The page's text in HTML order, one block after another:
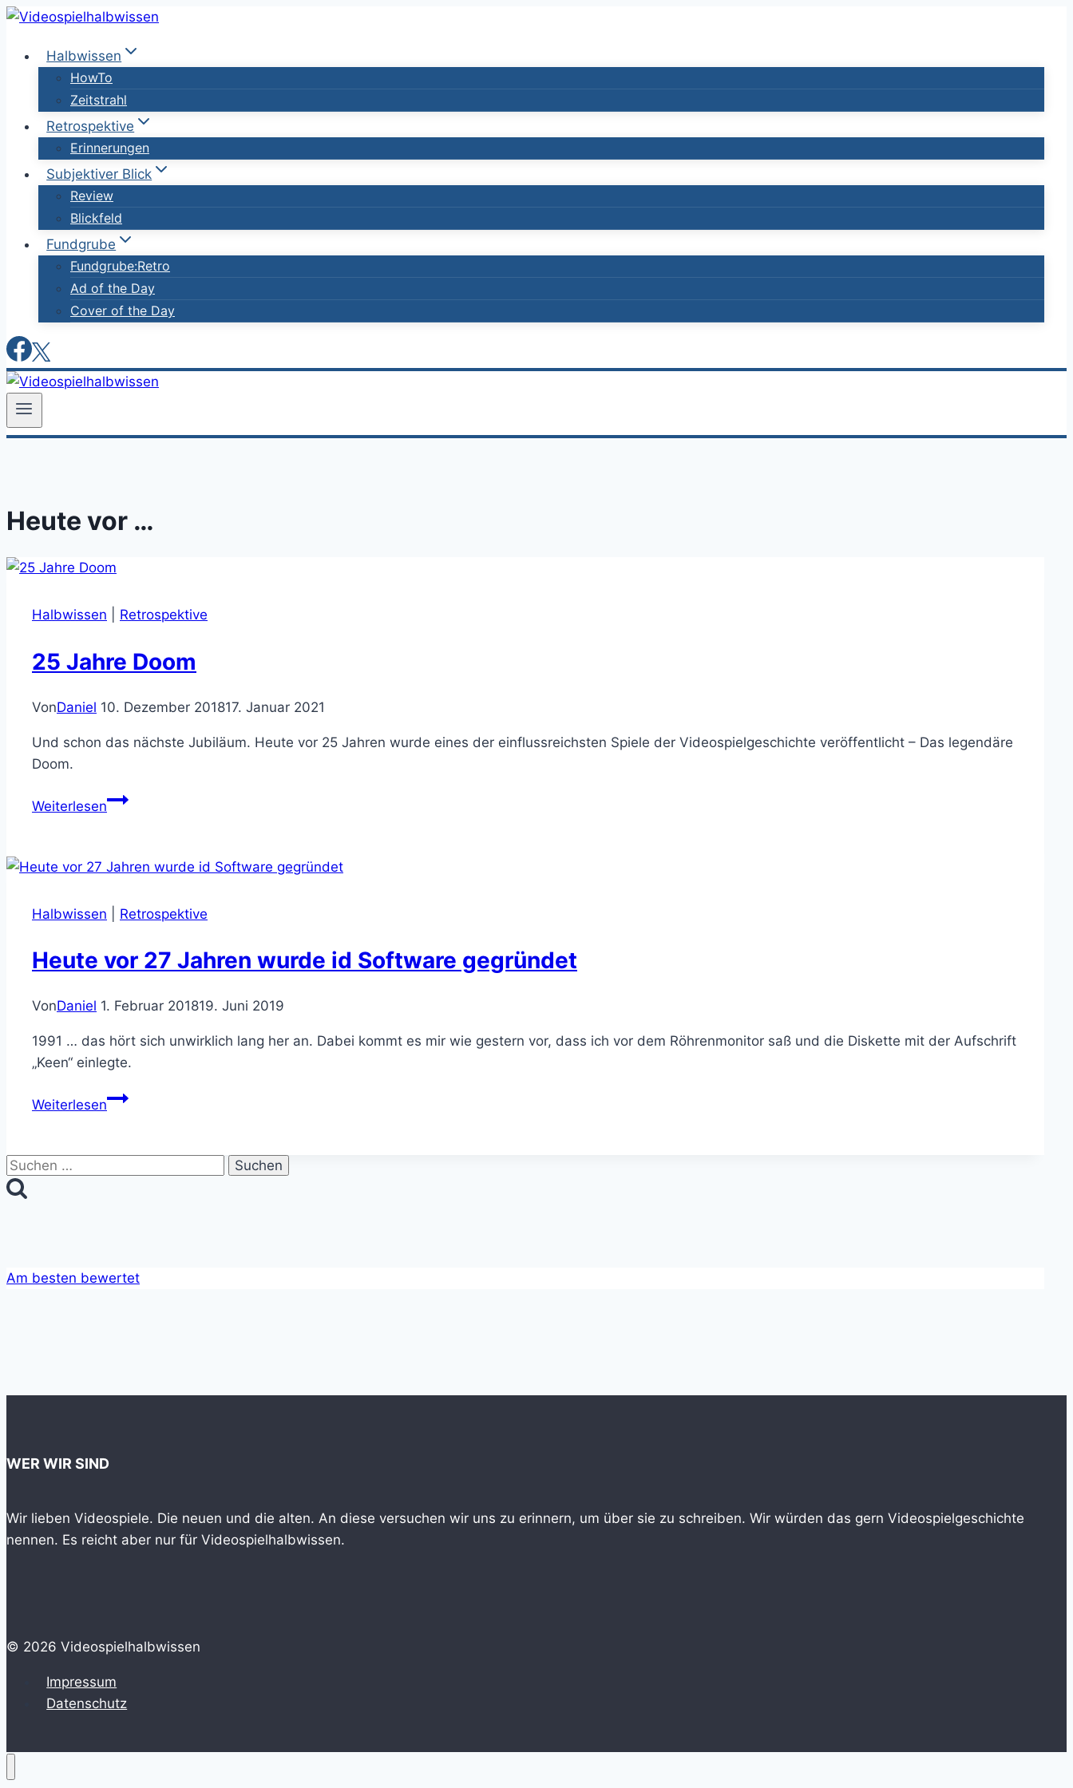
Zum
springenHalbwissen
HowTo
Zeitstrahl
Retrospektive
Erinnerungen
Subjektiver Blick
Review
Blickfeld
Fundgrube
Fundgrube:Retro
Ad of the Day
Cover of the Day
Heute vor …
Halbwissen Retrospektive
25 Jahre Doom
VonDaniel 10. Dezember 201817. Januar 2021
Und schon das nächste Jubiläum. Heute vor 25 Jahren wurde eines der einflussreichsten Spiele der Videospielgeschichte veröffentlicht – Das legendäre
Doom.
Weiterlesen25
Halbwissen Retrospektive
Heute vor 27 Jahren wurde id Software gegründet
VonDaniel 1. Februar 201819. Juni 2019
1991 … das hört sich unwirklich lang her an. Dabei kommt es mir wie gestern vor, dass ich vor dem Röhrenmonitor saß und die Diskette mit der Aufschrift
„Keen“ einlegte.
WeiterlesenHeute
Suchen
nach:
Am besten bewertet
WER WIR SIND
Wir lieben Videospiele. Die neuen und die alten. An diese versuchen wir uns zu erinnern, um über sie zu schreiben. Wir würden das gern Videospielgeschichte
nennen. Es reicht aber nur für Videospielhalbwissen.
© 2026 Videospielhalbwissen
Impressum
Datenschutz